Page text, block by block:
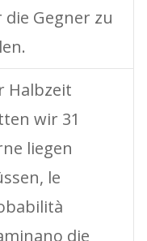
Gegner zu
Halbzeit
wir 31
liegen
le
die